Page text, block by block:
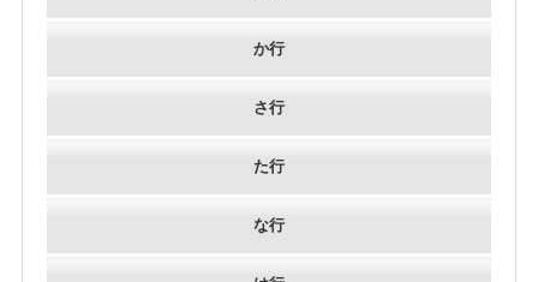
か行
さ行
た行
な行